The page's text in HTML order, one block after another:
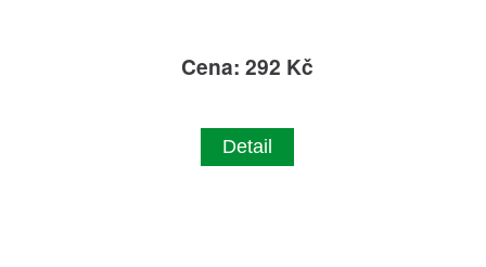
Cena: 292 Kč
Detail